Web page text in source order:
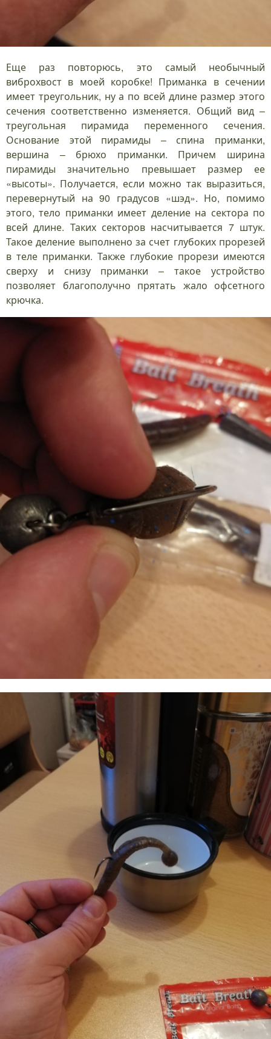
Еще раз повторюсь, это самый необычный
виброхвост в моей коробке! Приманка в сечении
имеет треугольник, ну а по всей длине размер этого
сечения соответственно изменяется. Общий вид –
треугольная пирамида переменного сечения.
Основание этой пирамиды – спина приманки,
вершина – брюхо приманки. Причем ширина
пирамиды значительно превышает размер ее
«высоты». Получается, если можно так выразиться,
перевернутый на 90 градусов «шэд». Но, помимо
этого, тело приманки имеет деление на сектора по
всей длине. Таких секторов насчитывается 7 штук.
Такое деление выполнено за счет глубоких прорезей
в теле приманки. Также глубокие прорези имеются
сверху и снизу приманки – такое устройство
позволяет благополучно прятать жало офсетного
крючка.